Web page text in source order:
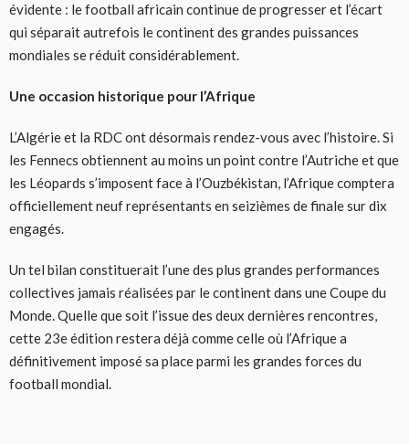
évidente : le football africain continue de progresser et l’écart
qui séparait autrefois le continent des grandes puissances
mondiales se réduit considérablement.
Une occasion historique pour l’Afrique
L’Algérie et la RDC ont désormais rendez-vous avec l’histoire. Si
les Fennecs obtiennent au moins un point contre l’Autriche et que
les Léopards s’imposent face à l’Ouzbékistan, l’Afrique comptera
officiellement neuf représentants en seizièmes de finale sur dix
engagés.
Un tel bilan constituerait l’une des plus grandes performances
collectives jamais réalisées par le continent dans une Coupe du
Monde. Quelle que soit l’issue des deux dernières rencontres,
cette 23e édition restera déjà comme celle où l’Afrique a
définitivement imposé sa place parmi les grandes forces du
football mondial.